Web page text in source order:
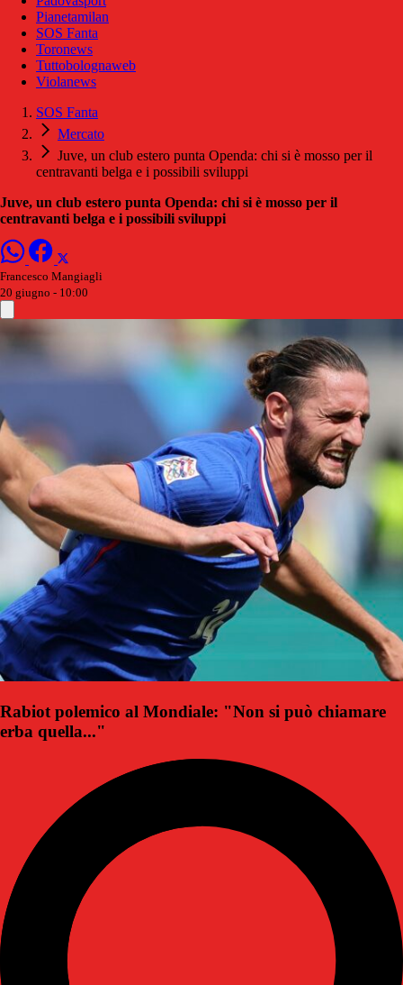
Pianetamilan
SOS Fanta
Toronews
Tuttobolognaweb
Violanews
SOS Fanta
Mercato
Juve, un club estero punta Openda: chi si è mosso per il
centravanti belga e i possibili sviluppi
Juve, un club estero punta Openda: chi si è mosso per il
centravanti belga e i possibili sviluppi
Francesco Mangiagli
20 giugno - 10:00
Rabiot polemico al Mondiale: "Non si può chiamare
erba quella..."